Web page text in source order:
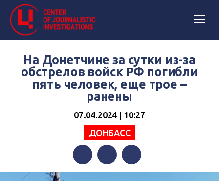
На Донетчине за сутки из-за
обстрелов войск РФ погибли
пять человек, еще трое –
ранены
07.04.2024 | 10:27
ДОНБАСС
FacebookTwitterTelegram